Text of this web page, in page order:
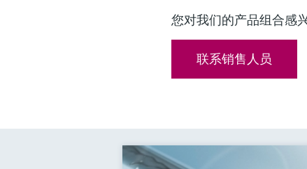
您对我们的产品组合感
联系销售人员